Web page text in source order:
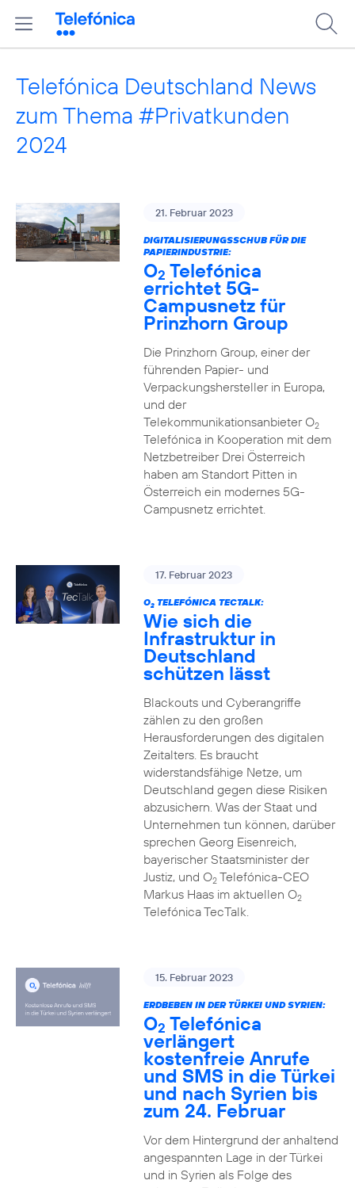
Telefónica Deutschland News
zum Thema #Privatkunden
2024
21. Februar 2023
DIGITALISIERUNGSSCHUB FÜR DIE
PAPIERINDUSTRIE:
O2 Telefónica
errichtet 5G-
Campusnetz für
Prinzhorn Group
Die Prinzhorn Group, einer der
führenden Papier- und
Verpackungshersteller in Europa,
und der
Telekommunikationsanbieter O2
Telefónica in Kooperation mit dem
Netzbetreiber Drei Österreich
haben am Standort Pitten in
Österreich ein modernes 5G-
Campusnetz errichtet.
17. Februar 2023
O2TELEFÓNICA TECTALK:
Wie sich die
Infrastruktur in
Deutschland
schützen lässt
Blackouts und Cyberangriffe
zählen zu den großen
Herausforderungen des digitalen
Zeitalters. Es braucht
widerstandsfähige Netze, um
Deutschland gegen diese Risiken
abzusichern. Was der Staat und
Unternehmen tun können, darüber
sprechen Georg Eisenreich,
bayerischer Staatsminister der
Justiz, und O2Telefónica-CEO
Markus Haas im aktuellen O2
Telefónica TecTalk.
15. Februar 2023
ERDBEBEN IN DER TÜRKEI UND SYRIEN:
O2 Telefónica
verlängert
kostenfreie Anrufe
und SMS in die Türkei
und nach Syrien bis
zum 24. Februar
Vor dem Hintergrund der anhaltend
angespannten Lage in der Türkei
und in Syrien als Folge des